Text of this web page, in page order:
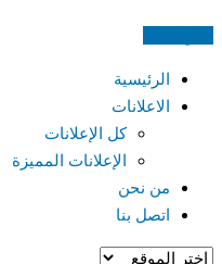
الرئيسية
الاعلانات
كل الإعلانات
الإعلانات المميزة
من نحن
اتصل بنا